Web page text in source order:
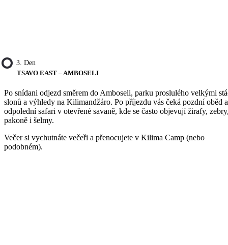
3. Den
TSAVO EAST – AMBOSELI
Po snídani odjezd směrem do Amboseli, parku proslulého velkými
slonů a výhledy na Kilimandžáro. Po příjezdu vás čeká pozdní oběd a
odpolední safari v otevřené savaně, kde se často objevují žirafy,
pakoně i šelmy.
Večer si vychutnáte večeři a přenocujete v Kilima Camp (nebo
podobném).